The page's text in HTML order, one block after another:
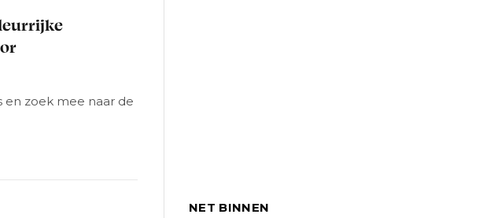
en zoek mee naar de
NET BINNEN